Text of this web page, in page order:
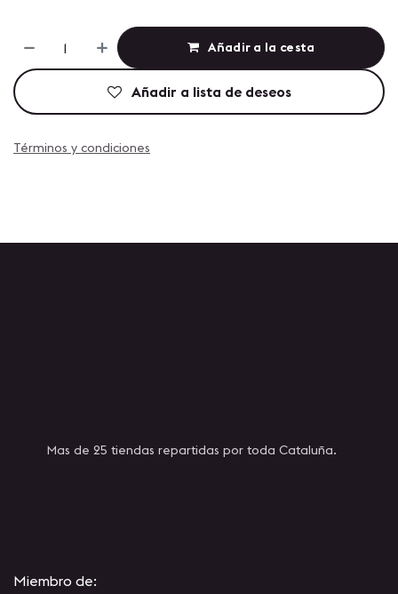
Añadir a la cesta
Añadir a lista de deseos
Términos y condiciones
Mas de 25 tiendas repartidas por toda Cataluña.
Miembro de: